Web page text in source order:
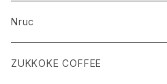
Nruc
ZUKKOKE COFFEE